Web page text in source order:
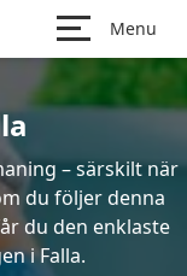
Menu
– särskilt när
du följer denna
du den enklaste
i Falla.